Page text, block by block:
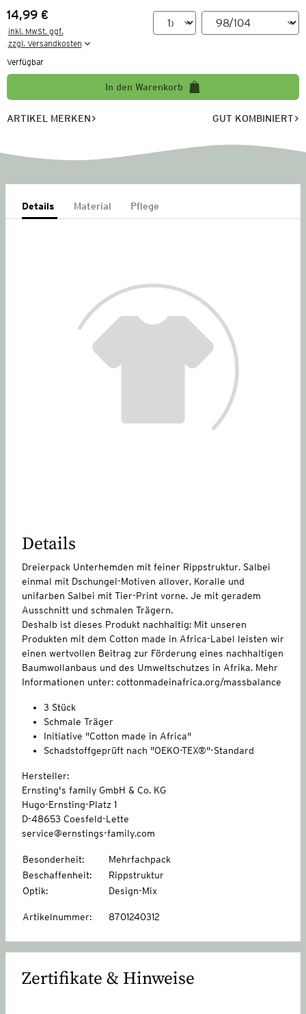
Preis:
14,99 €
inkl. MwSt. ggf.
zzgl. Versandkosten
Verfügbar
In den Warenkorb
ARTIKEL MERKEN GUT KOMBINIERT
Details Material Pflege
Details
Dreierpack Unterhemden mit feiner Rippstruktur. Salbei
einmal mit Dschungel-Motiven allover, Koralle und
unifarben Salbei mit Tier-Print vorne. Je mit geradem
Ausschnitt und schmalen Trägern.
Deshalb ist dieses Produkt nachhaltig: Mit unseren
Produkten mit dem Cotton made in Africa-Label leisten wir
einen wertvollen Beitrag zur Förderung eines nachhaltigen
Baumwollanbaus und des Umweltschutzes in Afrika. Mehr
Informationen unter: cottonmadeinafrica.org/massbalance
3 Stück
Schmale Träger
Initiative "Cotton made in Africa"
Schadstoffgeprüft nach "OEKO-TEX®"-Standard
Hersteller:
Ernsting's family GmbH & Co. KG
Hugo-Ernsting-Platz 1
D-48653 Coesfeld-Lette
service@ernstings-family.com
Besonderheit:
Mehrfachpack
Beschaffenheit:
Rippstruktur
Optik: Design-Mix
Artikelnummer: 8701240312
Zertifikate & Hinweise